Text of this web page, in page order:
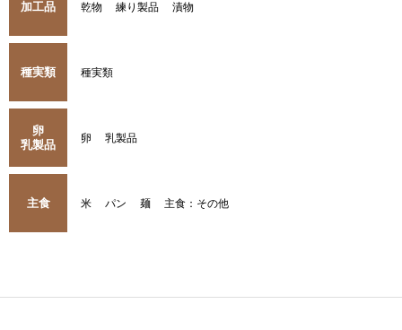
加工品 乾物 練り製品 漬物
種実類 種実類
卵
乳製品
卵 乳製品
主食 米 パン 麺 主食：その他